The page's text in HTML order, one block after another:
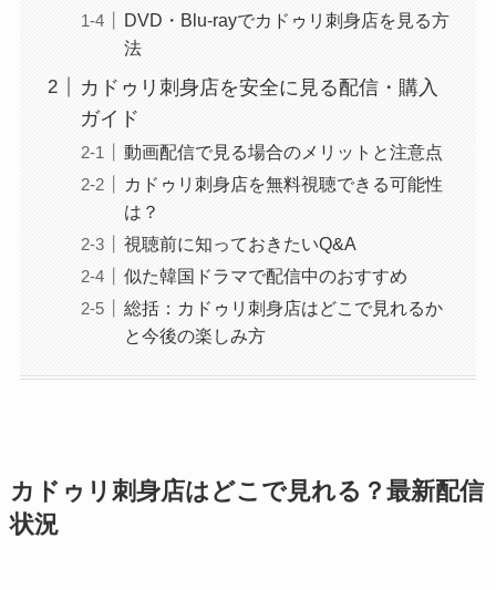
DVD・Blu-rayでカドゥリ刺身店を見る方
法
カドゥリ刺身店を安全に見る配信・購入
ガイド
動画配信で見る場合のメリットと注意点
カドゥリ刺身店を無料視聴できる可能性
は？
視聴前に知っておきたいQ&A
似た韓国ドラマで配信中のおすすめ
総括：カドゥリ刺身店はどこで見れるか
と今後の楽しみ方
カドゥリ刺身店はどこで見れる？最新配信
状況